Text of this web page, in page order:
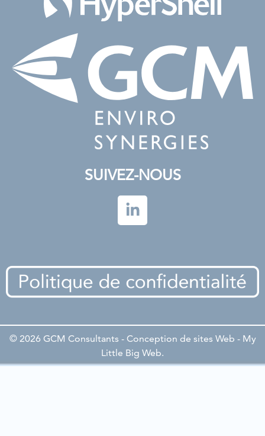
SUIVEZ-NOUS
© 2026 GCM Consultants - Conception de sites Web - My
Little Big Web.